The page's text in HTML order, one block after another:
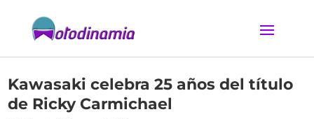
Kawasaki celebra 25 años del título
de Ricky Carmichael